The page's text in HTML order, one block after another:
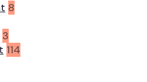
8
3
114